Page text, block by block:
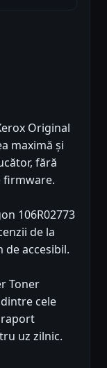
Original
maximă și
fără
firmware.
106R02773
de la
accesibil.
Toner
cele
uz zilnic.